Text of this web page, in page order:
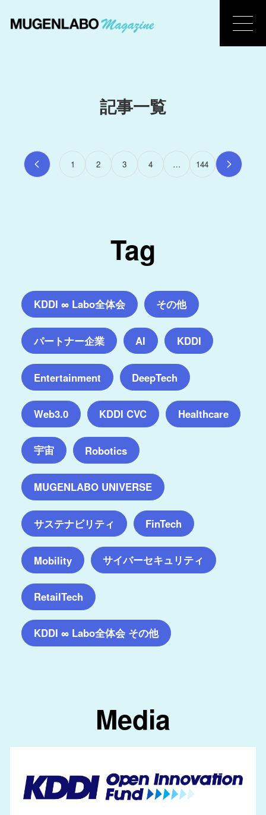
記事一覧
1 2 3 4 … 144
Tag
KDDI ∞ Labo全体会 その他
パートナー企業 AI KDDI
Entertainment DeepTech
Web3.0 KDDI CVC Healthcare
宇宙 Robotics
MUGENLABO UNIVERSE
サステナビリティ FinTech
Mobility サイバーセキュリティ
RetailTech
KDDI ∞ Labo全体会 その他
Media